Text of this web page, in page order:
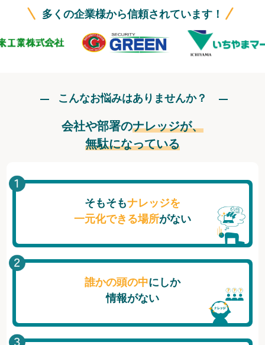
ログイン
多くの企業様から信頼されています！
こんなお悩みはありませんか？
会社や部署のナレッジが、
無駄になっている
そもそもナレッジを
一元化できる場所がない
誰かの頭の中にしか
情報がない